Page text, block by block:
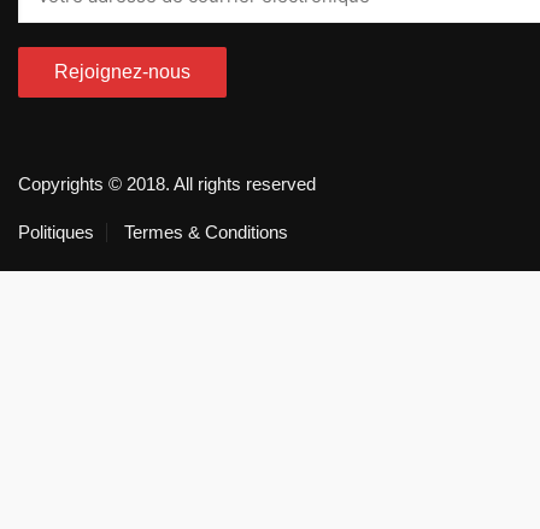
Copyrights © 2018. All rights reserved
Politiques Termes & Conditions